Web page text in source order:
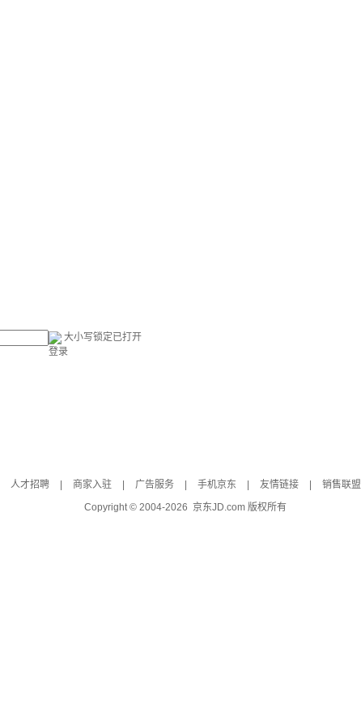
大小写锁定已打开
登录
人才招聘 商家入驻 广告服务 手机京东 友情链接 销售联盟
Copyright © 2004-2026 京东JD.com 版权所有